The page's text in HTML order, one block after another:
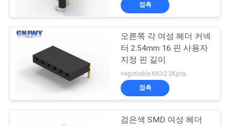
접촉
오른쪽 각 여성 헤더 커넥
터 2.54mm 16 핀 사용자
지정 핀 길이
negotiable MOQ:2Kpcs
접촉
검은색 SMD 여성 헤더